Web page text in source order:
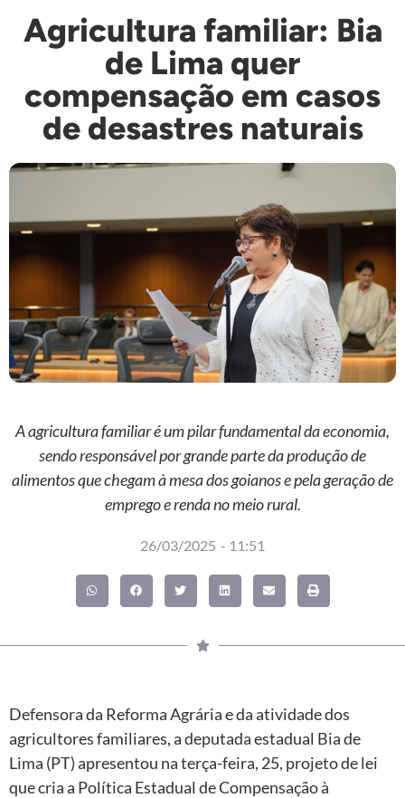
Agricultura familiar: Bia
de Lima quer
compensação em casos
de desastres naturais
A agricultura familiar é um pilar fundamental da economia,
sendo responsável por grande parte da produção de
alimentos que chegam à mesa dos goianos e pela geração de
emprego e renda no meio rural.
26/03/2025 - 11:51
Defensora da Reforma Agrária e da atividade dos
agricultores familiares, a deputada estadual Bia de
Lima (PT) apresentou na terça-feira, 25, projeto de lei
que cria a Política Estadual de Compensação à